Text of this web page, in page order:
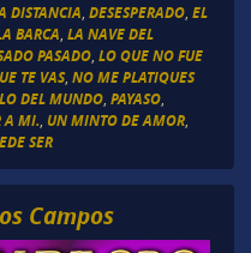
DISTANCIA DESESPERADO, EL
BARCA LA NAVE DEL
PASADO, LO QUE NO FUE
TE VAS, NO ME PLATIQUES
DEL MUNDO, PAYASO,
A MI. UN MINTO DE AMOR,
SER
Campos